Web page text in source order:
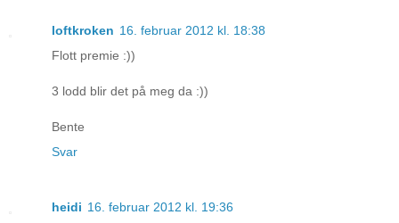
loftkroken 16. februar 2012 kl. 18:38
Flott premie :))
3 lodd blir det på meg da :))
Bente
Svar
heidi 16. februar 2012 kl. 19:36